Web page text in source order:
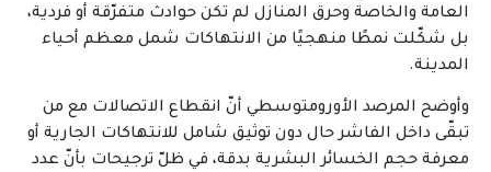
العامة والخاصة وحرق المنازل لم تكن حوادث متفرّقة أو فردية،
بل شكّلت نمطًا منهجيًا من الانتهاكات شمل معظم أحياء
المدينة.
وأوضح المرصد الأورومتوسطي أنّ انقطاع الاتصالات مع من
تبقّى داخل الفاشر حال دون توثيق شامل للانتهاكات الجارية أو
معرفة حجم الخسائر البشرية بدقة، في ظلّ ترجيحات بأنّ عدد